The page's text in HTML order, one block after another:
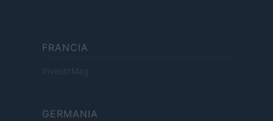
FRANCIA
InvestirMag
GERMANIA